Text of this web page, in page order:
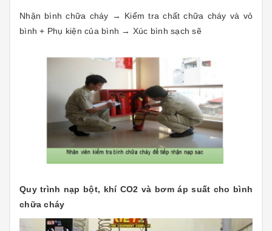
Nhận bình chữa cháy → Kiểm tra chất chữa cháy và vỏ
bình + Phụ kiện của bình → Xúc bình sạch sẽ
Quy trình nạp bột, khí CO2 và bơm áp suất cho bình
chữa cháy